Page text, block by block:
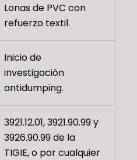
Lonas de PVC con
refuerzo textil.
Inicio de
investigación
antidumping.
3921.12.01, 3921.90.99 y
3926.90.99 de la
TIGIE, o por cualquier